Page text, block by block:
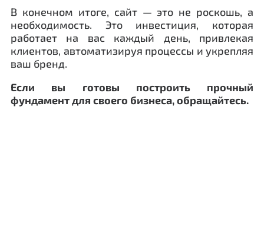
В конечном итоге, сайт — это не роскошь, а
необходимость. Это инвестиция, которая
работает на вас каждый день, привлекая
клиентов, автоматизируя процессы и укрепляя
ваш бренд.
Если вы готовы построить прочный
фундамент для своего бизнеса, обращайтесь.